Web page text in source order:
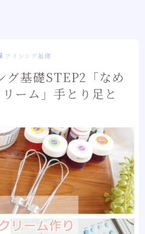
アイシング基礎
グ基礎STEP2「なめ
ーム」手とり足と